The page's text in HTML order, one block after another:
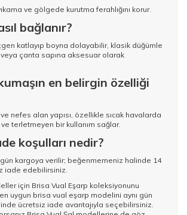
ve gölgede kurutma ferahlığını korur.
bağlanır?
katlayıp boyna dolayabilir, klasik düğümle
çanta sapına aksesuar olarak
en belirgin özelliği
nefes alan yapısı, özellikle sıcak havalarda
terletmeyen bir kullanım sağlar.
koşulları nedir?
gün kargoya verilir; beğenmemeniz halinde 14
iade edebilirsiniz.
için Brisa Vual Eşarp koleksiyonunu
uygun brisa vual eşarp modelini aynı gün
ücretsiz iade avantajıyla seçebilirsiniz.